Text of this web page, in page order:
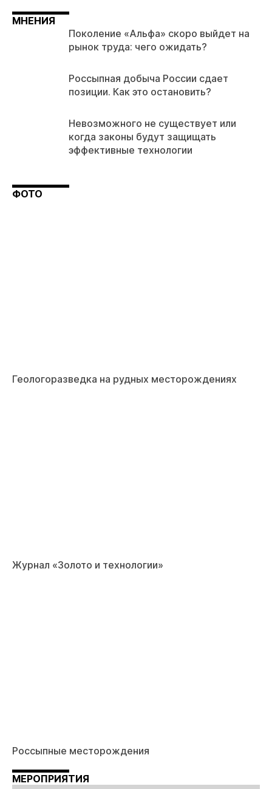
МНЕНИЯ
Поколение «Альфа» скоро выйдет на
рынок труда: чего ожидать?
Россыпная добыча России сдает
позиции. Как это остановить?
Невозможного не существует или
когда законы будут защищать
эффективные технологии
ФОТО
Геологоразведка на рудных месторождениях
Журнал «Золото и технологии»
Россыпные месторождения
МЕРОПРИЯТИЯ